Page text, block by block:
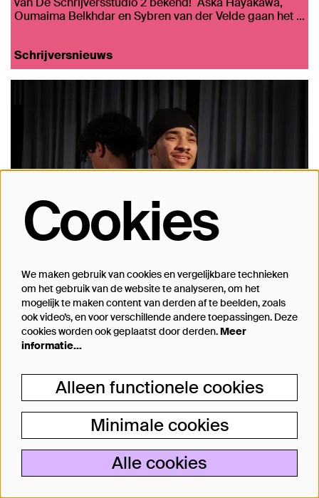
Oumaima Belkhdar en Sybren van der Velde gaan het …
Schrijversnieuws
Fototerugblik:
Eindpresentaties Write me
a story 2026 - Theater
Bellevue / PACT+ Theater
Bellevue / PACT+ Theater
Schrijversnieuws
Cookies
We maken gebruik van cookies en vergelijkbare technieken
om het gebruik van de website te analyseren, om het
mogelijk te maken content van derden af te beelden, zoals
ook video’s, en voor verschillende andere toepassingen. Deze
cookies worden ook geplaatst door derden. Meer
informatie…
Alleen functionele cookies
Minimale cookies
Alle cookies